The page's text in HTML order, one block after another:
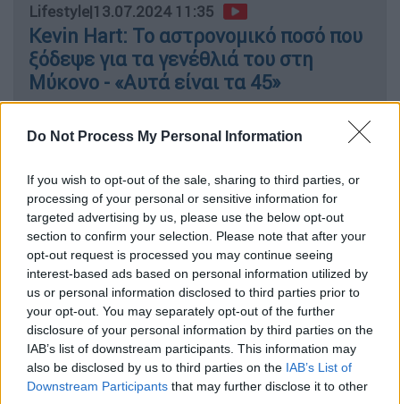
Do Not Process My Personal Information
If you wish to opt-out of the sale, sharing to third parties, or
processing of your personal or sensitive information for
targeted advertising by us, please use the below opt-out
section to confirm your selection. Please note that after your
opt-out request is processed you may continue seeing
interest-based ads based on personal information utilized by
us or personal information disclosed to third parties prior to
your opt-out. You may separately opt-out of the further
disclosure of your personal information by third parties on the
IAB’s list of downstream participants. This information may
also be disclosed by us to third parties on the IAB’s List of
Downstream Participants that may further disclose it to other
Lifestyle|13.07.2024 11:35
Kevin Hart: Το αστρονομικό ποσό που
ξόδεψε για τα γενέθλιά του στη
Μύκονο - «Αυτά είναι τα 45»
με απογοήτευση τους εκατομμύρια
θαυμαστές της, καθώςυπαινίχθηκε ότι
σκέφτεται να αποσυρθεί από τη μουσική
σκηνή. Σύμφωνα με τη Mirror, θα μπορούσε
να αφήσει τη μουσική μετά τις εμφανίσεις
της στοΛας Βέγκας, αφού της προσφέρθηκε
μιαισόβια συμφωνία για συναυλίες.
«Μου έχουν προσφέρει μια ισόβια
παραμονή»